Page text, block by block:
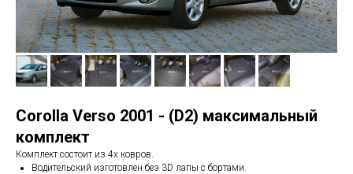
Corolla Verso 2001 - (D2) максимальный
комплект
Комплект состоит из 4х ковров.
Водительский изготовлен без 3D лапы с бортами.